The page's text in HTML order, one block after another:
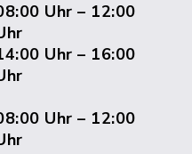
Uhr – 12:00
Uhr – 16:00
Uhr – 12:00